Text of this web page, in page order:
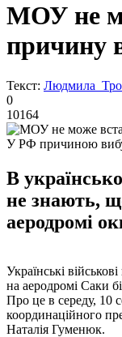
МОУ не
причину
Текст: Людмила
0
10164
У РФ причиною
В
не знають,
аеродромі
Українські
на аеродромі Саки
Про це в середу, 10
координаційного
Наталія Гуменюк.